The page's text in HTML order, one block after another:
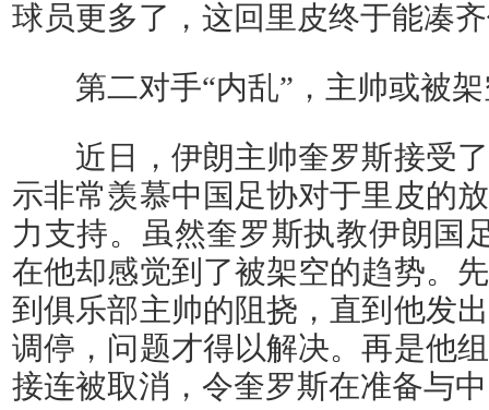
球员更多了，这回里皮终于能凑
第二对手“内乱”，主帅或被架
近日，伊朗主帅奎罗斯接受了
示非常羡慕中国足协对于里皮的
力支持。虽然奎罗斯执教伊朗国
在他却感觉到了被架空的趋势。
到俱乐部主帅的阻挠，直到他发
调停，问题才得以解决。再是他
接连被取消，令奎罗斯在准备与